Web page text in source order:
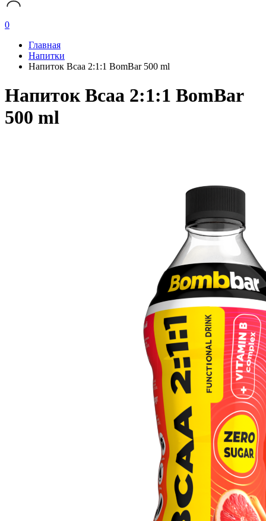
0
Главная
Напитки
Напиток Bcaa 2:1:1 BomBar 500 ml
Напиток Bcaa 2:1:1 BomBar
500 ml